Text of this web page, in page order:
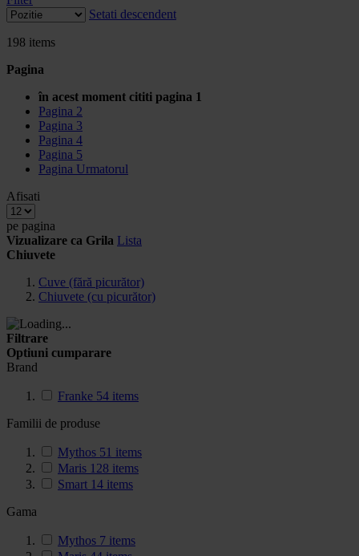
Setati descendent
198 items
Pagina
în acest moment cititi pagina 1
Pagina 2
Pagina 3
Pagina 4
Pagina 5
Pagina Urmatorul
Afisati
pe pagina
Vizualizare ca Grila Lista
Chiuvete
Cuve (fără picurător)
Chiuvete (cu picurător)
Filtrare
Optiuni cumparare
Brand
Franke 54 items
Familii de produse
Mythos 51 items
Maris 128 items
Smart 14 items
Gama
Mythos 7 items